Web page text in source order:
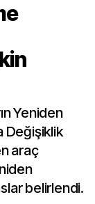
Yeniden
Değişiklik
araç
belirlendi.